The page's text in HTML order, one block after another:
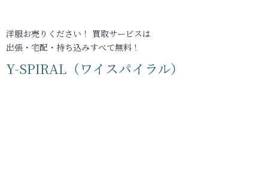
洋服お売りください！ 買取サービスは
出張・宅配・持ち込みすべて無料！
Y-SPIRAL（ワイスパイラル）